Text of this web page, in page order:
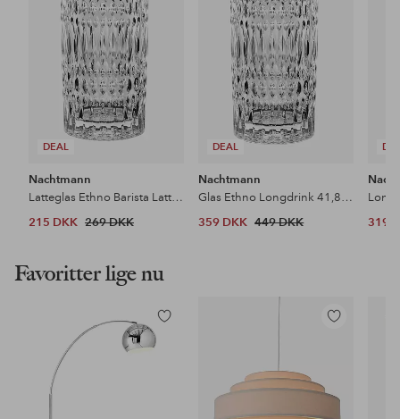
DEAL
Nachtmann
Latteglas Ethno Barista Latte 2-pak
215 DKK 269 DKK
DEAL
Nachtmann
Glas Ethno Longdrink 41,8 cl, 4-pak
359 DKK 449 DKK 319
Favoritter lige nu
Tilføj
til
Tilføj